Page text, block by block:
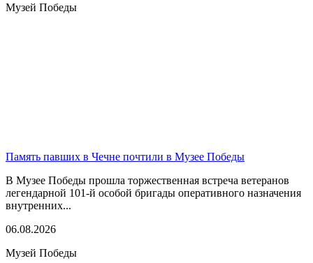
Музей Победы
Память павших в Чечне почтили в Музее Победы
В Музее Победы прошла торжественная встреча ветеранов
легендарной 101-й особой бригады оперативного назначения
внутренних...
06.08.2026
Музей Победы